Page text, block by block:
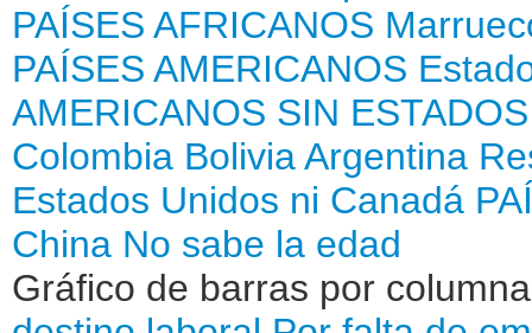
PAÍSES AFRICANOS
PAÍSES AMERICANOS
AMERICANOS SIN
Colombia BoliviaArgentina
Estados Unidos ni Canadá
China No sabe la edad
Gráfico de barras por